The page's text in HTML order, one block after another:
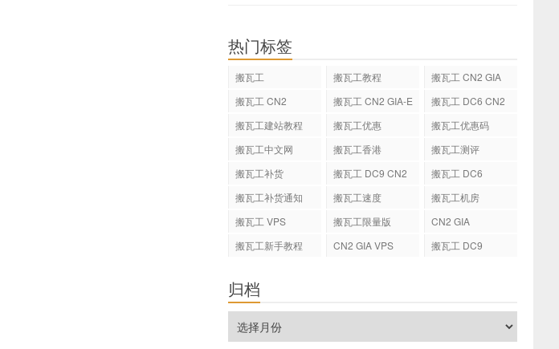
热门标签
搬瓦工 搬瓦工教程
搬瓦工 CN2 GIA
搬瓦工 CN2
搬瓦工 CN2 GIA-E
搬瓦工 DC6 CN2
搬瓦工建站教程 搬瓦工优惠
搬瓦工优惠码
搬瓦工中文网
搬瓦工香港
搬瓦工测评
搬瓦工补货
搬瓦工 DC9 CN2
搬瓦工 DC6
搬瓦工补货通知
搬瓦工速度
搬瓦工机房
搬瓦工 VPS
搬瓦工限量版
CN2 GIA
搬瓦工新手教程
CN2 GIA VPS 搬瓦工 DC9
归档